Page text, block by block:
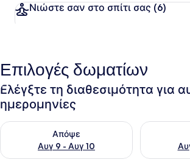
Νιώστε σαν στο σπίτι σας (6)
Επιλογές δωματίων
Ελέγξτε τη διαθεσιμότητα για
ημερομηνίες
Απόψε
Αυγ 9 - Αυγ 10
Έλεγχος διαθεσιμότητας για απόψε Αυγ
Έλεγχος